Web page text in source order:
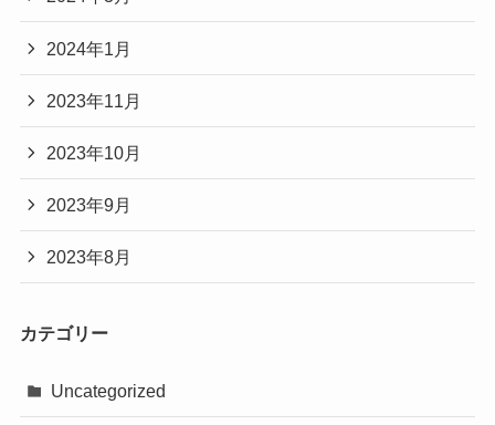
2024年1月
2023年11月
2023年10月
2023年9月
2023年8月
カテゴリー
Uncategorized